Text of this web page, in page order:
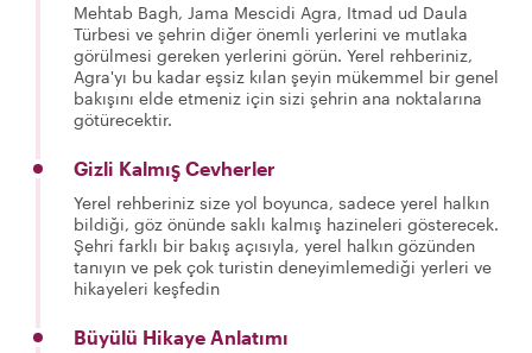
Mehtab Bagh, Jama Mescidi Agra, Itmad ud Daula
Türbesi ve şehrin diğer önemli yerlerini ve mutlaka
görülmesi gereken yerlerini görün. Yerel rehberiniz,
Agra'yı bu kadar eşsiz kılan şeyin mükemmel bir genel
bakışını elde etmeniz için sizi şehrin ana noktalarına
götürecektir.
Gizli Kalmış Cevherler
Yerel rehberiniz size yol boyunca, sadece yerel halkın
bildiği, göz önünde saklı kalmış hazineleri gösterecek.
Şehri farklı bir bakış açısıyla, yerel halkın gözünden
tanıyın ve pek çok turistin deneyimlemediği yerleri ve
hikayeleri keşfedin
Büyülü Hikaye Anlatımı